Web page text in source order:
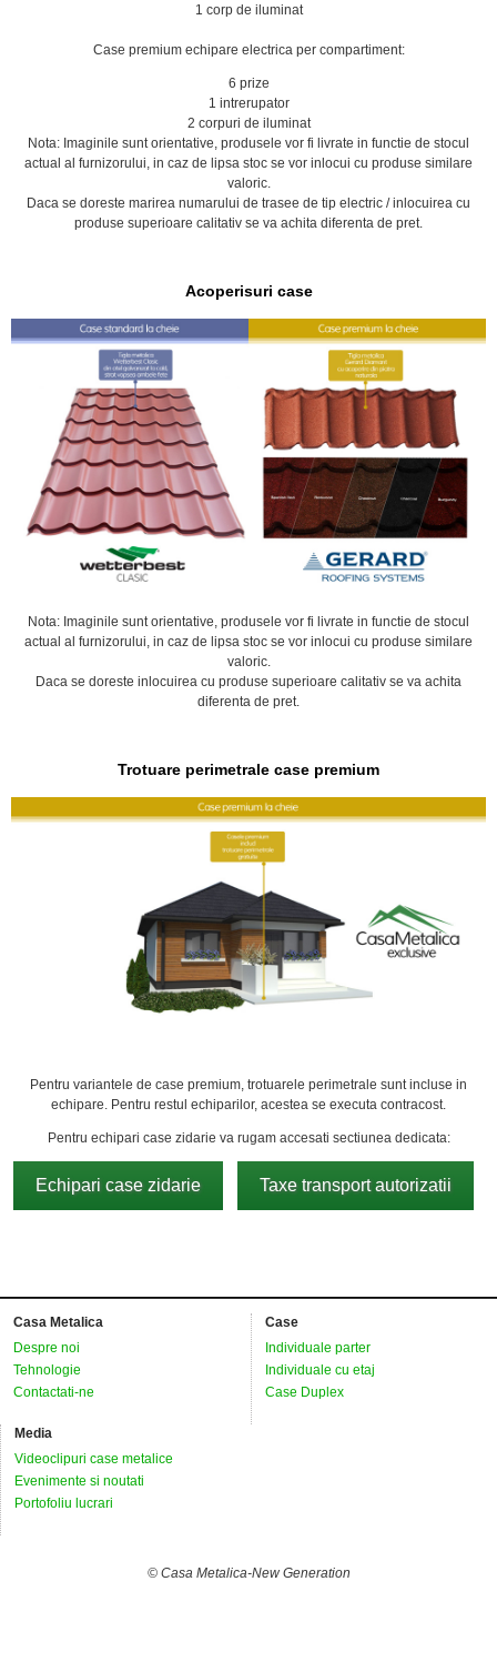
1 corp de iluminat
Case premium echipare electrica per compartiment:
6 prize
1 intrerupator
2 corpuri de iluminat
Nota: Imaginile sunt orientative, produsele vor fi livrate in functie de stocul
actual al furnizorului, in caz de lipsa stoc se vor inlocui cu produse similare
valoric.
Daca se doreste marirea numarului de trasee de tip electric / inlocuirea cu
produse superioare calitativ se va achita diferenta de pret.
Acoperisuri case
Nota: Imaginile sunt orientative, produsele vor fi livrate in functie de stocul
actual al furnizorului, in caz de lipsa stoc se vor inlocui cu produse similare
valoric.
Daca se doreste inlocuirea cu produse superioare calitativ se va achita
diferenta de pret.
Trotuare perimetrale case premium
Pentru variantele de case premium, trotuarele perimetrale sunt incluse in
echipare. Pentru restul echiparilor, acestea se executa contracost.
Pentru echipari case zidarie va rugam accesati sectiunea dedicata:
Echipari case zidarie Taxe transport autorizatii
Casa Metalica
Despre noi
Tehnologie
Contactati-ne
Case
Individuale parter
Individuale cu etaj
Case Duplex
Media
Videoclipuri case metalice
Evenimente si noutati
Portofoliu lucrari
© Casa Metalica-New Generation